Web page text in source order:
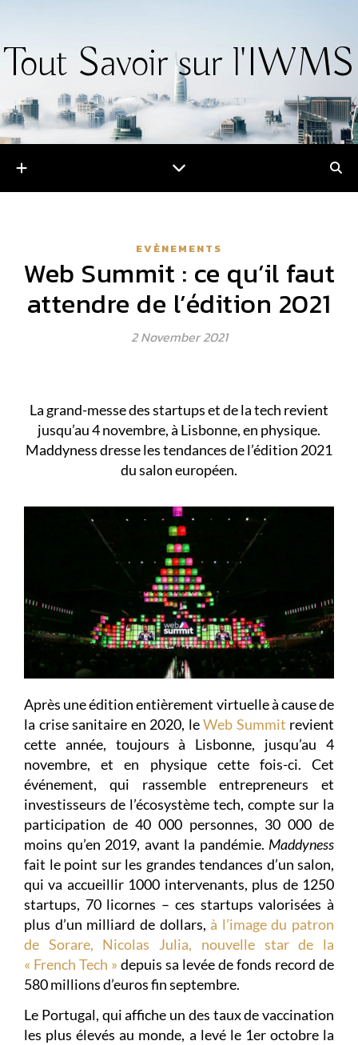
Tout Savoir sur l'IWMS
EVÈNEMENTS
Web Summit : ce qu’il faut
attendre de l’édition 2021
2 November 2021
La grand-messe des startups et de la tech revient
jusqu’au 4 novembre, à Lisbonne, en physique.
Maddyness dresse les tendances de l’édition 2021
du salon européen.
Après une édition entièrement virtuelle à cause de
la crise sanitaire en 2020, leWeb Summit revient
cette année, toujours à Lisbonne, jusqu’au 4
novembre, et en physique cette fois-ci. Cet
événement, qui rassemble entrepreneurs et
investisseurs de l’écosystème tech, compte sur la
participation de 40 000 personnes, 30 000 de
moins qu’en 2019, avant la pandémie. Maddyness
fait le point sur les grandes tendances d’un salon,
qui va accueillir 1000 intervenants, plus de 1250
startups, 70 licornes – ces startups valorisées à
plus d’un milliard de dollars, à l’image du patron
de Sorare, Nicolas Julia, nouvelle star de la
« French Tech » depuis sa levée de fonds record de
580 millions d’euros fin septembre.
Le Portugal, qui affiche un des taux de vaccination
les plus élevés au monde, a levé le 1er octobre la